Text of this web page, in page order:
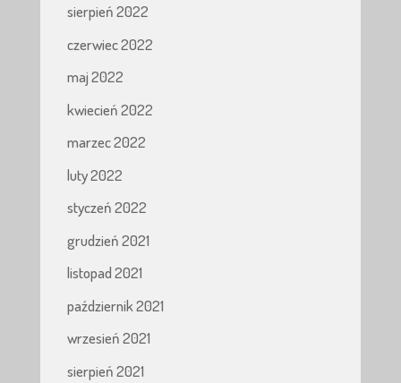
sierpień 2022
czerwiec 2022
maj 2022
kwiecień 2022
marzec 2022
luty 2022
styczeń 2022
grudzień 2021
listopad 2021
październik 2021
wrzesień 2021
sierpień 2021